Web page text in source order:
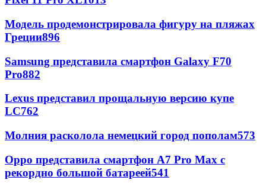
Модель продемонстрировала фигуру на пляжах
Греции896
Samsung представила смартфон Galaxy F70
Pro882
Lexus представил прощальную версию купе
LC762
Молния расколола немецкий город пополам573
Oppo представила смартфон A7 Pro Max с
рекордно большой батареей541